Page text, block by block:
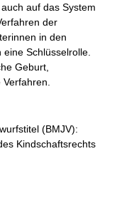
auf das System
der
in den
Schlüsselrolle.
Geburt,
(BMJV):
Kindschaftsrechts